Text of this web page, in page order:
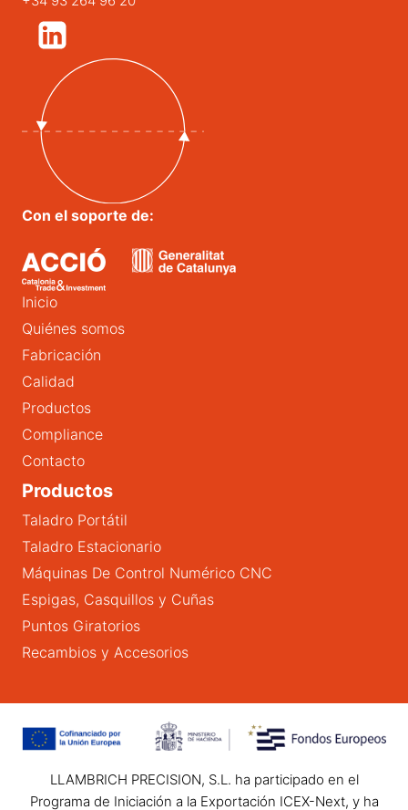
Con el soporte de:
Inicio
Quiénes somos
Fabricación
Calidad
Productos
Compliance
Contacto
Productos
Taladro Portátil
Taladro Estacionario
Máquinas De Control Numérico CNC
Espigas, Casquillos y Cuñas
Puntos Giratorios
Recambios y Accesorios
LLAMBRICH PRECISION, S.L. ha participado en el
Programa de Iniciación a la Exportación ICEX-Next, y ha